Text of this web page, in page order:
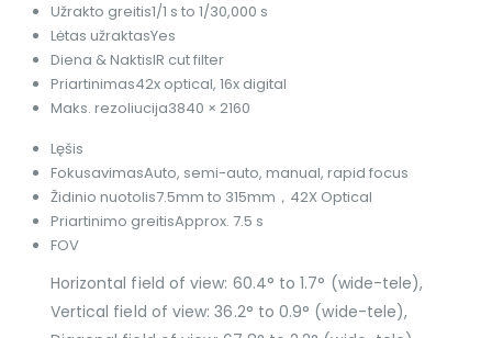
Užrakto greitis1/1 s to 1/30,000 s
Lėtas užraktasYes
Diena & NaktisIR cut filter
Priartinimas42x optical, 16x digital
Maks. rezoliucija3840 × 2160
Lęšis
FokusavimasAuto, semi-auto, manual, rapid focus
Židinio nuotolis7.5mm to 315mm，42X Optical
Priartinimo greitisApprox. 7.5 s
FOV
Horizontal field of view: 60.4° to 1.7° (wide-tele),
Vertical field of view: 36.2° to 0.9° (wide-tele),